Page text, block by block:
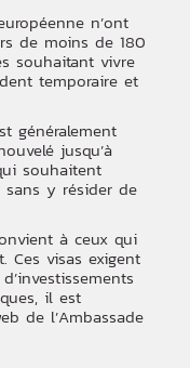
n’ont
de moins de 180
souhaitant vivre
temporaire et
généralement
jusqu’à
souhaitent
sans y résider de
à ceux qui
Ces visas exigent
il est
de l’Ambassade